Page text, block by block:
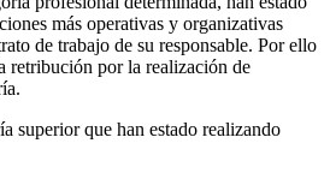
más operativas y organizativas
de trabajo de su responsable. Por ello
retribución por la realización de
superior que han estado realizando